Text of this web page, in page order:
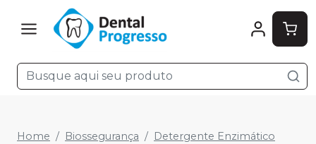
Home Biossegurança
Detergente Enzimático